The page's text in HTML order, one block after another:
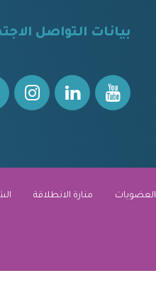
بيانات التواصل
العضويات منارة الانطلاقة